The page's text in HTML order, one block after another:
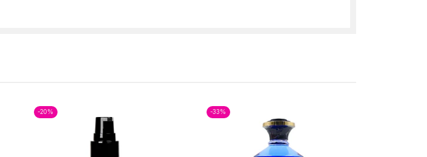
-20% -33%